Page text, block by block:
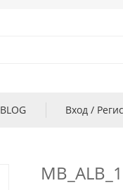
BLOG Вход /
MB_ALB_1